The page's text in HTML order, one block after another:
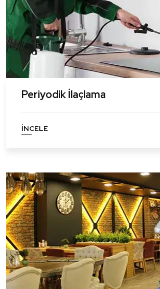
Periyodik İlaçlama
İNCELE